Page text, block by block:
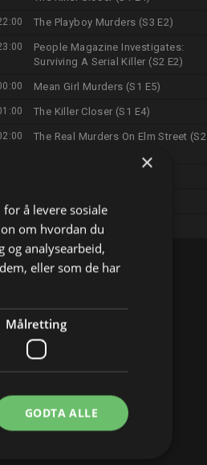
The Playboy Murders (S3 E2)
People Magazine Investigates:
Surviving A Serial Killer (S2 E2)
Mean Girl Murders (S1 E5)
The Killer Closer (S1 E4)
The Real Murders On Elm Street (S2
The Murder Tapes (S5 E3)
×
å levere sosiale
om hvordan du
og analysearbeid,
eller som de har
Målretting
GODTA ALLE